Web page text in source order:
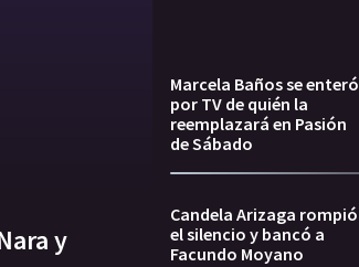
y
Marcela Baños se enteró
por TV de quién la
reemplazará en Pasión
de Sábado
Candela Arizaga rompió
el silencio y bancó a
Facundo Moyano